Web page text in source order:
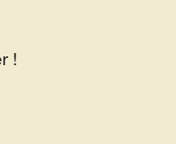
!